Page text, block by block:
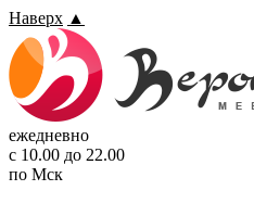
Наверх ▲
ежедневно
с 10.00 до 22.00
по Мск